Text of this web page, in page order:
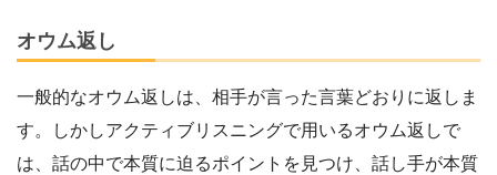
オウム返し
一般的なオウム返しは、相手が言った言葉どおりに返しま
す。しかしアクティブリスニングで用いるオウム返しで
は、話の中で本質に迫るポイントを見つけ、話し手が本質